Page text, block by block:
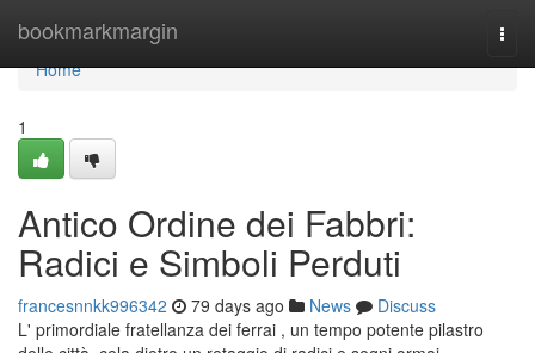
bookmarkmargin
Home
Home
1
Antico Ordine dei Fabbri:
Radici e Simboli Perduti
francesnnkk996342 79 days ago News
Discuss
L' primordiale fratellanza dei ferrai , un tempo potente pilastro